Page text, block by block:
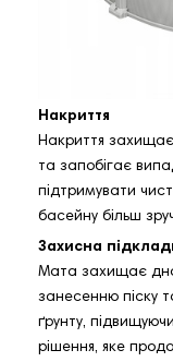
Накриття
Накриття захищає
та запобігає
підтримувати
басейну більш
Захисна
Мата захищає
занесенню піску
ґрунту,
рішення, яке